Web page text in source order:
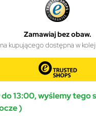
13:00, wyślemy tego
)